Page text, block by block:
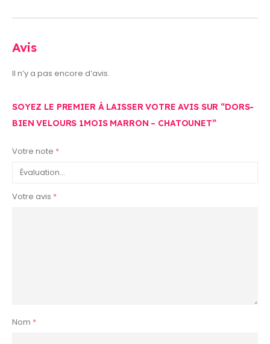
Avis
Il n’y a pas encore d’avis.
SOYEZ LE PREMIER À LAISSER VOTRE AVIS SUR “DORS-
BIEN VELOURS 1MOIS MARRON – CHATOUNET”
Votre note *
Votre avis *
Nom *